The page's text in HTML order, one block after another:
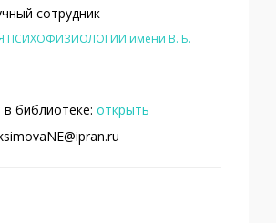
сотрудник
ПСИХОФИЗИОЛОГИИ имени В. Б.
библиотеке: открыть